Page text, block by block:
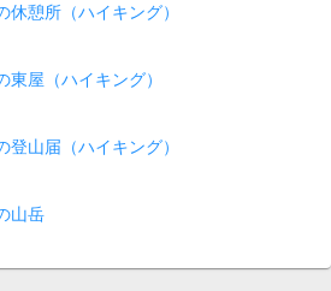
憩所（ハイキング）
屋（ハイキング）
山届（ハイキング）
山岳